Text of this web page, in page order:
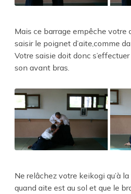
Mais ce barrage empêche votre
saisir le poignet d’aite,comme
Votre saisie doit donc
son avant bras.
Ne relâchez votre keikogi qu’à
quand aite est au sol et que le